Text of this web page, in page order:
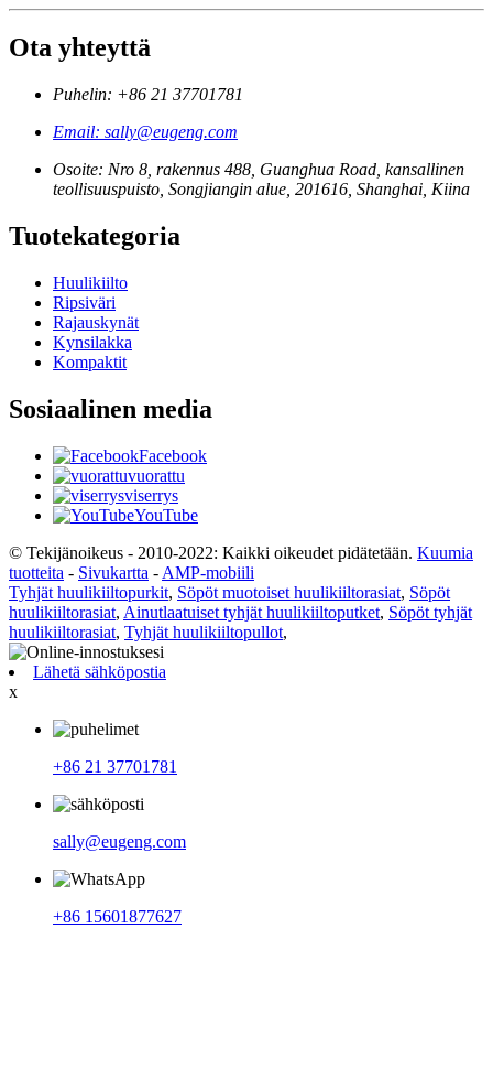
Ota yhteyttä
Puhelin: +86 21 37701781
Email: sally@eugeng.com
Osoite: Nro 8, rakennus 488, Guanghua Road, kansallinen
teollisuuspuisto, Songjiangin alue, 201616, Shanghai, Kiina
Tuotekategoria
Huulikiilto
Ripsiväri
Rajauskynät
Kynsilakka
Kompaktit
Sosiaalinen media
Facebook
vuorattu
viserrys
YouTube
© Tekijänoikeus - 2010-2022: Kaikki oikeudet pidätetään. Kuumia
tuotteita - Sivukartta - AMP-mobiili
Tyhjät huulikiiltopurkit, Söpöt muotoiset huulikiiltorasiat, Söpöt
huulikiiltorasiat, Ainutlaatuiset tyhjät huulikiiltoputket, Söpöt tyhjät
huulikiiltorasiat, Tyhjät huulikiiltopullot,
Lähetä sähköpostia
x
+86 21 37701781
sally@eugeng.com
+86 15601877627